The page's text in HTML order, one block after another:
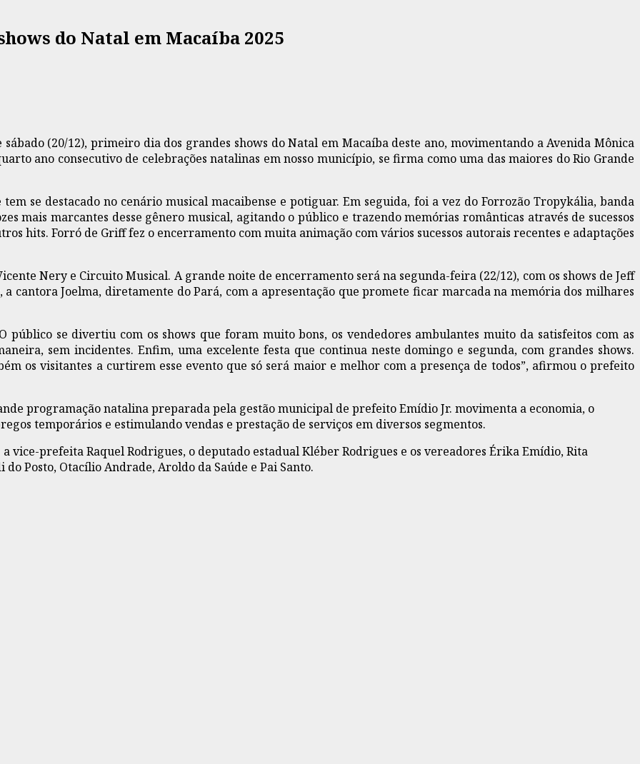
do Natal em Macaíba 2025
(20/12), primeiro dia dos grandes shows do Natal em Macaíba deste ano, movimentando a Avenida Mônica
ano consecutivo de celebrações natalinas em nosso município, se firma como uma das maiores do Rio Grande
se destacado no cenário musical macaibense e potiguar. Em seguida, foi a vez do Forrozão Tropykália, banda
mais marcantes desse gênero musical, agitando o público e trazendo memórias românticas através de sucessos
hits. Forró de Griff fez o encerramento com muita animação com vários sucessos autorais recentes e adaptações
Nery e Circuito Musical. A grande noite de encerramento será na segunda-feira (22/12), com os shows de Jeff
a cantora Joelma, diretamente do Pará, com a apresentação que promete ficar marcada na memória dos milhares
público se divertiu com os shows que foram muito bons, os vendedores ambulantes muito da satisfeitos com as
sem incidentes. Enfim, uma excelente festa que continua neste domingo e segunda, com grandes shows.
os visitantes a curtirem esse evento que só será maior e melhor com a presença de todos”, afirmou o prefeito
programação natalina preparada pela gestão municipal de prefeito Emídio Jr. movimenta a economia, o
temporários e estimulando vendas e prestação de serviços em diversos segmentos.
vice-prefeita Raquel Rodrigues, o deputado estadual Kléber Rodrigues e os vereadores Érika Emídio, Rita
Posto, Otacílio Andrade, Aroldo da Saúde e Pai Santo.